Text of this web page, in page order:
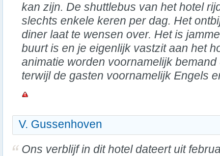
kan zijn. De shuttlebus van het hotel
slechts enkele keren per dag. Het
diner laat te wensen over. Het is
buurt is en je eigenlijk vastzit aan het
animatie worden voornamelijk
terwijl de gasten voornamelijk Engels
V. Gussenhoven
Ons verblijf in dit hotel dateert uit